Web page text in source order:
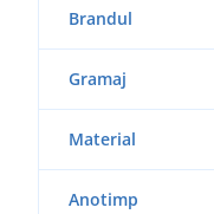
Brandul
Gramaj
Material
Anotimp